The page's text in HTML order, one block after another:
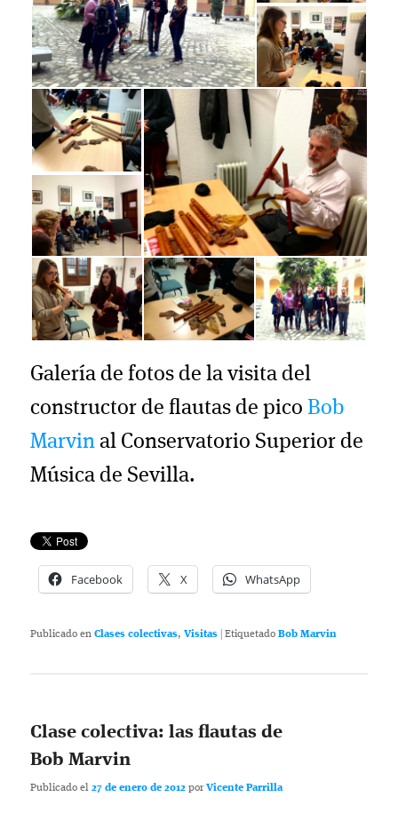
Galería de fotos de la visita del
constructor de flautas de picoBob
Marvin al Conservatorio Superior de
Música de Sevilla.
Facebook X WhatsApp
Publicado en Clases colectivas,Visitas |Etiquetado Bob Marvin
Clase colectiva: las flautas de
Bob Marvin
Publicado el27 de enero de 2012 porVicente Parrilla